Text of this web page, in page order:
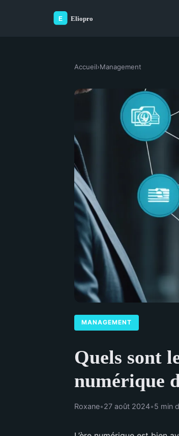
Accueil›Management
MANAGEMENT
Quels sont
numérique
Roxane•27 août 2024•5 min